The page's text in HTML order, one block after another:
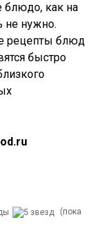
блюдо, как на
не нужно.
рецепты блюд
быстро
(пока